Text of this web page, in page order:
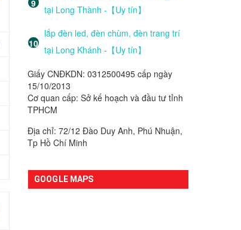
tại Long Thành -【Uy tín】
lắp đèn led, đèn chùm, đèn trang trí
tại Long Khánh -【Uy tín】
Giấy CNĐKDN: 0312500495 cấp ngày
15/10/2013
Cơ quan cấp: Sở kế hoạch và đầu tư tỉnh
TPHCM
Địa chỉ: 72/12 Đào Duy Anh, Phú Nhuận,
Tp Hồ Chí Minh
GOOGLE MAPS